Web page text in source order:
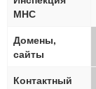
МНС
Домены,
сайты
Контактный